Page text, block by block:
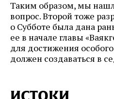
Таким образом, мы
вопрос. Второй тоже
о Субботе была дана
ее в начале главы
для достижения
должен создаваться в